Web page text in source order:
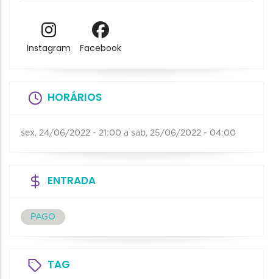
Instagram Facebook
HORÁRIOS
sex, 24/06/2022 - 21:00 a sab, 25/06/2022 - 04:00
ENTRADA
PAGO
TAG